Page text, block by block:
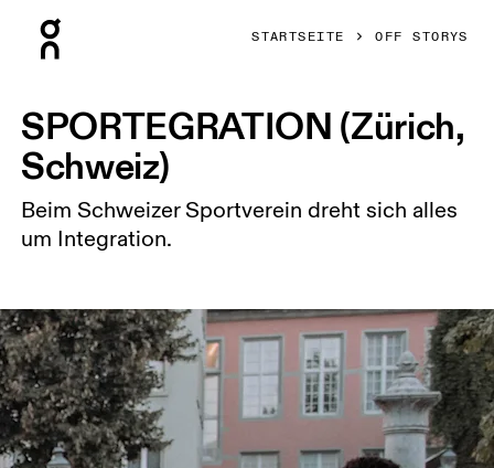
STARTSEITE OFF STORYS
SPORTEGRATION (Zürich,
Schweiz)
Beim Schweizer Sportverein dreht sich alles
um Integration.